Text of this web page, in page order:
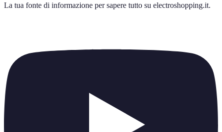
La tua fonte di informazione per sapere tutto su electroshopping.it.